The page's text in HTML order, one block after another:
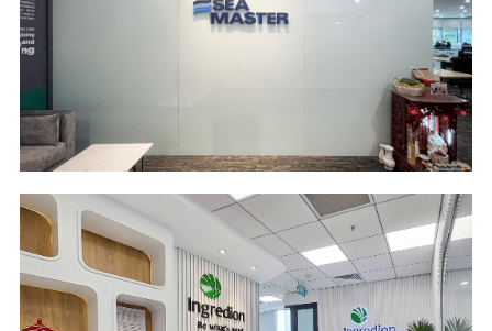
Industry
Scope of Work
Design & Build
Area
181 m2